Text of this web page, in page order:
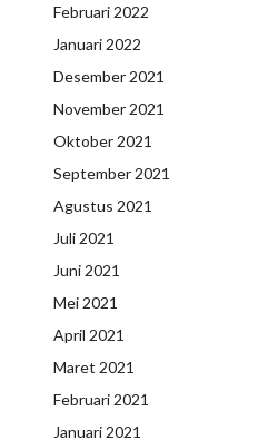
Februari 2022
Januari 2022
Desember 2021
November 2021
Oktober 2021
September 2021
Agustus 2021
Juli 2021
Juni 2021
Mei 2021
April 2021
Maret 2021
Februari 2021
Januari 2021